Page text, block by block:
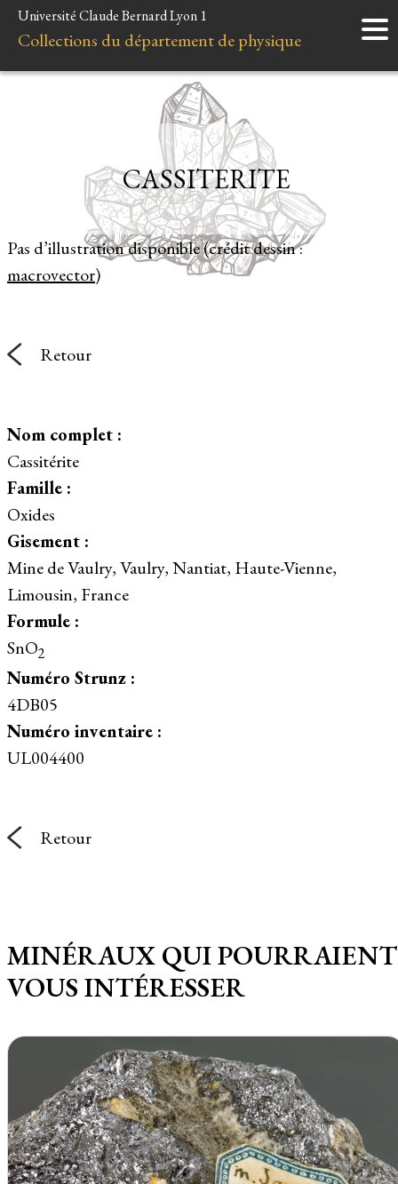
Accueil
Instruments
Liens et ressources
Université Claude Bernard Lyon 1
Collections du département de physique
Pas d’illustration disponible (crédit dessin :
macrovector)
CASSITERITE
Retour
Nom complet :
Cassitérite
Famille :
Oxides
Gisement :
Mine de Vaulry, Vaulry, Nantiat, Haute-Vienne,
Limousin, France
Formule :
SnO2
Numéro Strunz :
4DB05
Numéro inventaire :
UL004400
Retour
MINÉRAUX QUI POURRAIENT
VOUS INTÉRESSER